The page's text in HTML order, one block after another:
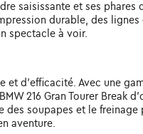
saisissante et ses
durable, des lignes
spectacle à voir.
et d'efficacité. Avec une
216 Gran Tourer Break
soupapes et le freinage
aventure.